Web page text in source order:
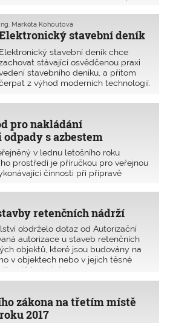
Slovensko, Maďarsko,
Rumunsko, Bulharsko, Slovinsko
Itálie
stavební deník
Ing. Markéta Kohoutová
Elektronický stavební deník chce
stávající osvědčenou praxi
stavebního deníku, a přitom
z výhod moderních technologií.
stavebního deníku dívá
Ministerstva pro místní rozvoj.
pro nakládání
s azbestem
v lednu letošního roku
prostředí je příručkou pro veřejnou
činnosti při přípravě
staveb ovlivni
retenčních nádrží
obdrželo dotaz od Autorizační
autorizace u staveb retenčních
objektů, které jsou budovány na
v objektech nebo v jejich těsné
byly tyt
zákona na třetím místě
2017